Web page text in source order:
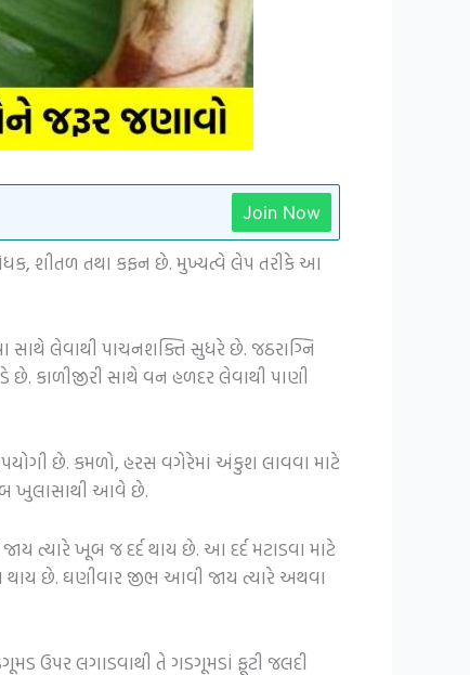
Join Now
શીતળ તથા કફન છે. મુખ્યત્વે લેપ તરીકે આ
સાથે લેવાથી પાચનશક્તિ સુધરે છે. જઠરાગ્નિ
કાળીજીરી સાથે વન હળદર લેવાથી પાણી
છે. કમળો, હરસ વગેરેમાં અંકુશ લાવવા માટે
ખુલાસાથી આવે છે.
ત્યારે ખૂબ જ દર્દ થાય છે. આ દર્દ મટાડવા માટે
થાય છે. ઘણીવાર જીભ આવી જાય ત્યારે અથવા
ઉપર લગાડવાથી તે ગડગૂમડાં ફૂટી જલદી